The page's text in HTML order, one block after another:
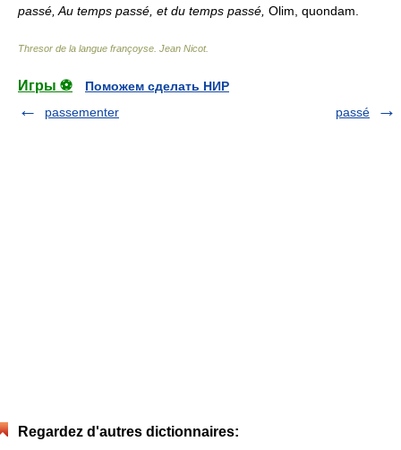
passé, Au temps passé, et du temps passé, Olim, quondam.
Thresor de la langue françoyse Jean Nicot.
Игры ⚽
Поможем сделать НИР
passementer
passé
Regardez d'autres dictionnaires: